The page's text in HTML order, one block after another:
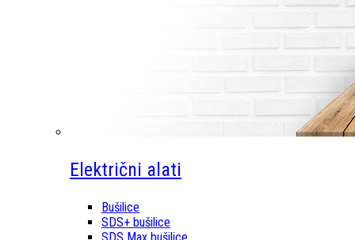
Električni alati
Bušilice
SDS+ bušilice